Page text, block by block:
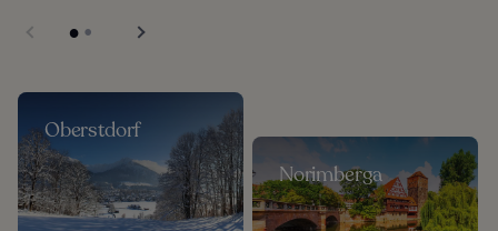
Oberstdorf
Norimberga